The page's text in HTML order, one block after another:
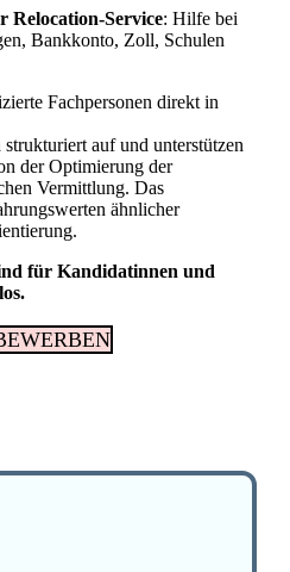
in Gesundheitsberufen 2026
Herausforderungen und
Relocation-Service: Hilfe bei
Bankkonto, Zoll, Schulen
Fachpersonen direkt in
auf und unterstützen
der Optimierung der
Vermittlung. Das
ähnlicher
für Kandidatinnen und